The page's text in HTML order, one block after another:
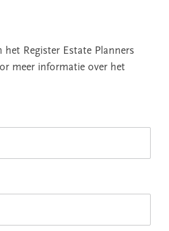
het Register Estate Planners
meer informatie over het